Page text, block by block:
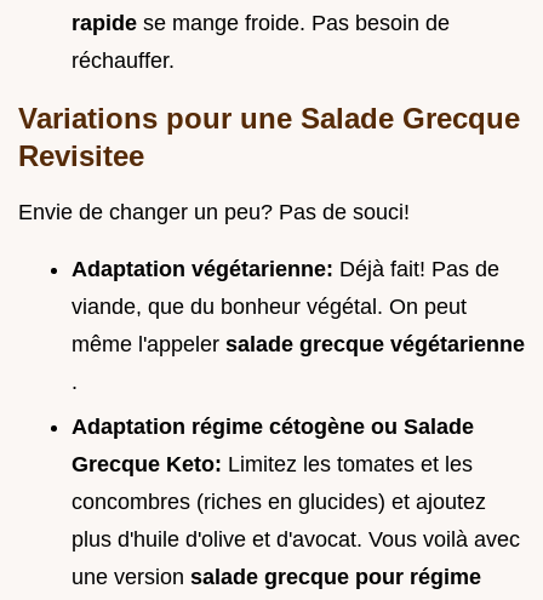
rapide se mange froide. Pas besoin de
réchauffer.
Variations pour une Salade Grecque
Revisitee
Envie de changer un peu? Pas de souci!
Adaptation végétarienne: Déjà fait! Pas de
viande, que du bonheur végétal. On peut
même l'appeler salade grecque végétarienne
.
Adaptation régime cétogène ou Salade
Grecque Keto: Limitez les tomates et les
concombres (riches en glucides) et ajoutez
plus d'huile d'olive et d'avocat. Vous voilà avec
une version salade grecque pour régime